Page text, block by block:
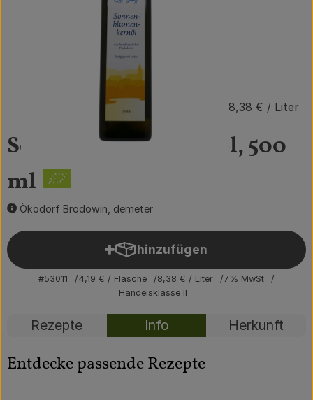
Vorratskammer
Süßes & Salziges
Haushalt
Brodowin besuchen
Catering
Über uns
Sonnenblumenkernöl, 500
ml
Ökodorf Brodowin, demeter
4,19 € 8,38 € / Liter
hinzufügen
Produkt zum Warenkorb
#53011 4,19 € / Flasche 8,38 € / Liter
7% MwSt
Handelsklasse II
Rezepte Info Herkunft
Entdecke passende Rezepte